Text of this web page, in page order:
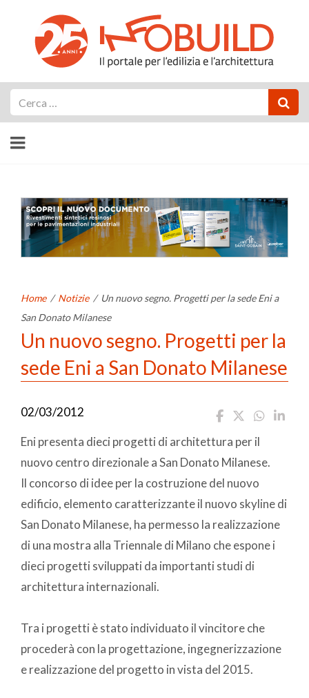
Home / Notizie / Un nuovo segno. Progetti per la sede Eni a
San Donato Milanese
Un nuovo segno. Progetti per la
sede Eni a San Donato Milanese
02/03/2012
Eni presenta dieci progetti di architettura per il
nuovo centro direzionale a San Donato Milanese.
Il concorso di idee per la costruzione del nuovo
edificio, elemento caratterizzante il nuovo skyline di
San Donato Milanese, ha permesso la realizzazione
di una mostra alla Triennale di Milano che espone i
dieci progetti sviluppati da importanti studi di
architettura internazionali.
Tra i progetti è stato individuato il vincitore che
procederà con la progettazione, ingegnerizzazione
e realizzazione del progetto in vista del 2015.